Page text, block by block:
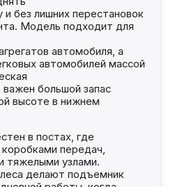
без лишних перестановок
Модель подходит для
автомобиля, а
автомобилей массой
большой запас
высоте в нижнем
в постах, где
передач,
тяжелыми узлами.
делают подъемник